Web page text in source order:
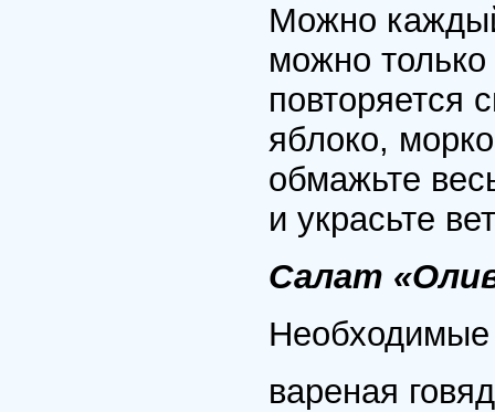
Можно
можно
повторяется
яблоко,
обмажьте
и украсьте
Салат
Необходимые
вареная